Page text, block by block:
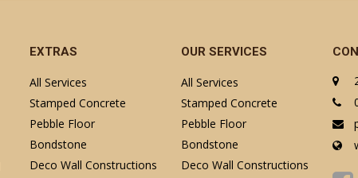
EXTRAS
All Services
Stamped Concrete
Pebble Floor
Bondstone
Deco Wall Constructions
OUR SERVICES
All Services
Stamped Concrete
Pebble Floor
Bondstone
Deco Wall Constructions